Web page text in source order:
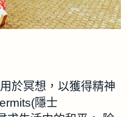
於冥想，以獲得精神
隱士